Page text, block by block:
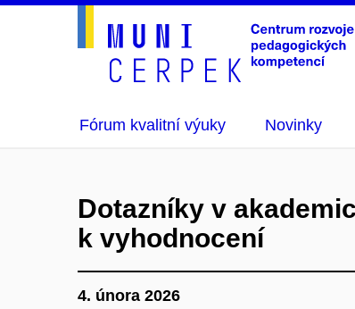
Fórum kvalitní výuky Novinky
Dotazníky v
k vyhodnocení
4. února 2026